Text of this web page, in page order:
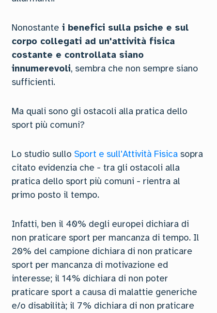
Nonostante i benefici sulla psiche e sul
corpo collegati ad un'attività fisica
costante e controllata siano
innumerevoli, sembra che non sempre siano
sufficienti.
Ma quali sono gli ostacoli alla pratica dello
sport più comuni?
Lo studio sullo Sport e sull'Attività Fisica sopra
citato evidenzia che - tra gli ostacoli alla
pratica dello sport più comuni - rientra al
primo posto il tempo.
Infatti, ben il 40% degli europei dichiara di
non praticare sport per mancanza di tempo. Il
20% del campione dichiara di non praticare
sport per mancanza di motivazione ed
interesse; il 14% dichiara di non poter
praticare sport a causa di malattie generiche
e/o disabilità; il 7% dichiara di non praticare